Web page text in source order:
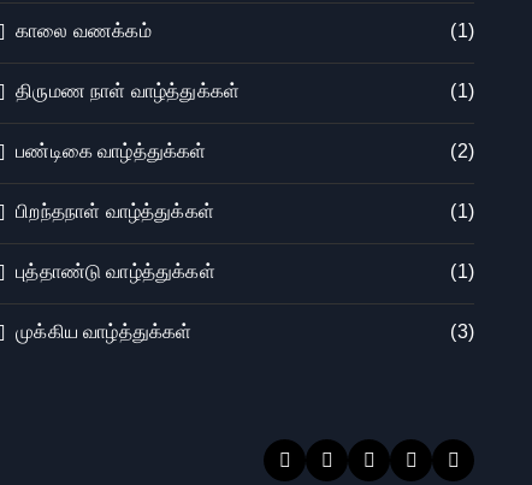
காலை வணக்கம் (1)
திருமண நாள் வாழ்த்துக்கள் (1)
பண்டிகை வாழ்த்துக்கள் (2)
பிறந்தநாள் வாழ்த்துக்கள் (1)
புத்தாண்டு வாழ்த்துக்கள் (1)
முக்கிய வாழ்த்துக்கள் (3)